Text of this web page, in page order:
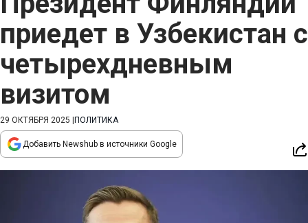
приедет в Узбекистан с
четырехдневным
визитом
29 ОКТЯБРЯ 2025 ПОЛИТИКА
Добавить Newshub в источники Google